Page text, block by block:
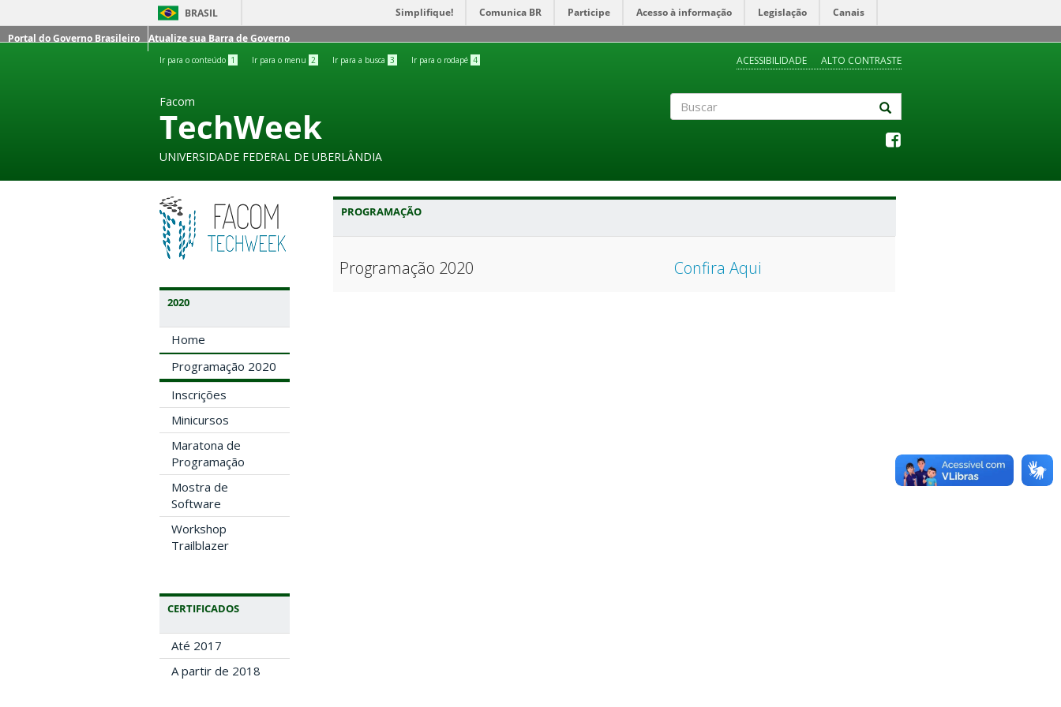
BRASIL Simplifique! Comunica BR Participe Acesso à informação Legislação
Canais
Portal do Governo Brasileiro
Atualize sua Barra de Governo
Ir para o conteúdo 1 Ir para o menu 2 Ir para a busca 3 Ir para o rodapé 4 ACESSIBILIDADE ALTO CONTRASTE
Facom
TechWeek
UNIVERSIDADE FEDERAL DE UBERLÂNDIA
2020
Home
Programação 2020
Inscrições
Minicursos
Maratona de
Programação
Mostra de
Software
Workshop
Trailblazer
CERTIFICADOS
Até 2017
A partir de 2018
PROGRAMAÇÃO
Programação 2020 Confira Aqui